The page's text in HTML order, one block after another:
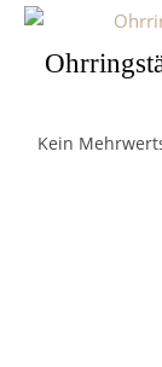
Kein